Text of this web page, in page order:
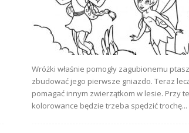
Wróżki właśnie pomogły zagubionemu
zbudować jego pierwsze gniazdo. Teraz
pomagać innym zwierzątkom w lesie. Przy
kolorowance będzie trzeba spędzić trochę...